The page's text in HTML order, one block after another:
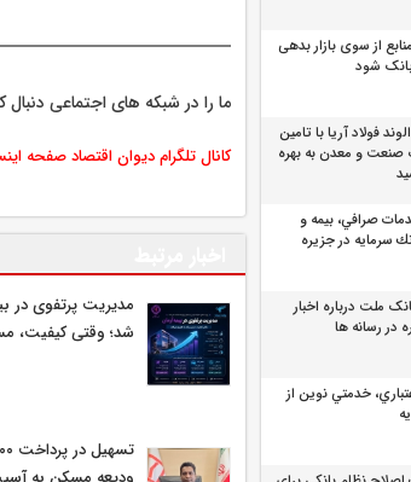
از سوی بازار بدهی
شود
فولاد آریا با تامین
صنعت و معدن به بهره
صرافي، بيمه و
سرمايه در جزيره
ملت درباره اخبار
در رسانه ها
خدمتي نوين از
ما را در شبکه های اجتماعی دنبال
کانال تلگرام دیوان اقتصادصفحه
مدیریت پرتفوی در
شد؛ وقتی کیفیت،